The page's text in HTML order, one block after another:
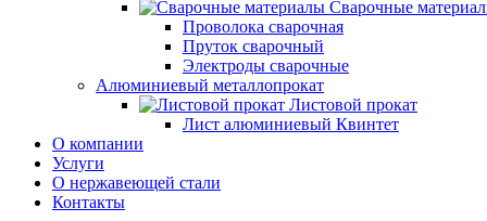
Сварочные
Проволока сварочная
Пруток сварочный
Электроды сварочные
Алюминиевый металлопрокат
Листовой прокат
Лист алюминиевый Квинтет
О компании
Услуги
О нержавеющей стали
Контакты